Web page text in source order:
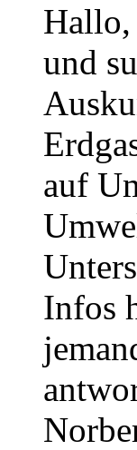
Hallo,
und
auf
Infos